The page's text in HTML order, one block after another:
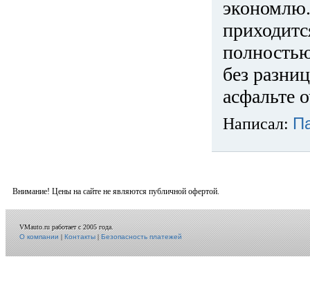
без
асфальте
Написал:
Внимание! Цены на сайте не являются публичной офертой.
VMauto.ru работает с 2005 года.
О компании|Контакты|Безопасность платежей